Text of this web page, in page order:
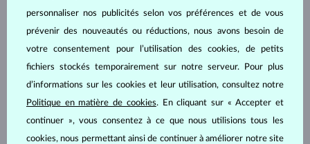
BIJOUX DEL'ATELIER KLENOTA
personnaliser nos publicités selon vos préférences et de vous
prévenir des nouveautés ou réductions, nous avons besoin de
votre consentement pour l’utilisation des cookies, de petits
fichiers stockés temporairement sur notre serveur. Pour plus
d’informations sur les cookies et leur utilisation, consultez notre
Politique en matière de cookies. En cliquant sur « Accepter et
continuer », vous consentez à ce que nous utilisions tous les
cookies, nous permettant ainsi de continuer à améliorer notre site